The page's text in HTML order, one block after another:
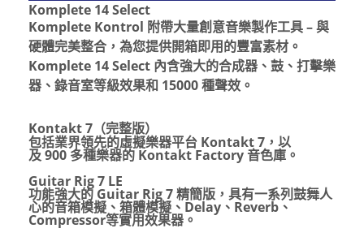
Komplete 14 Select
Komplete Kontrol 附帶大量創意音樂製作工具–與
硬體完美整合，為您提供開箱即用的豐富素材。
Komplete 14 Select 內含強大的合成器、鼓、打擊樂
器、錄音室等級效果和 15000種聲效。
Kontakt 7 （完整版）
包括業界領先的虛擬樂器平台 Kontakt 7 ，以
及900 多種樂器的 Kontakt Factory 音色庫。
Guitar Rig 7 LE
功能強大的Guitar Rig 7精簡版，具有一系列鼓舞人
心的音箱模擬、箱體模擬、 Delay 、 Reverb 、
Compressor等實用效果器。